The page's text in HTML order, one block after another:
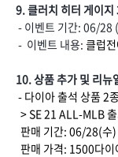
9. 클러치 히터 게이지
- 이벤트 기간: 06/28
- 이벤트 내용: 클럽
10. 상품 추가 및 리뉴
- 다이아 출석 상품 2
> SE 21 ALL-MLB
판매 기간: 06/28(수
판매 가격: 1500다이